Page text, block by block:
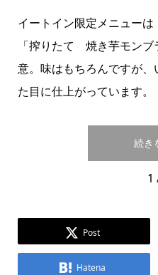
イートイン限定メニュー
「搾りたて 焼き芋モン
意。味はもちろんですが
た目に仕上がっています。
続き
1
Post
Hatena